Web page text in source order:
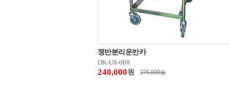
쟁반분리운반카
DK-U8-088
240,000원 276,000원